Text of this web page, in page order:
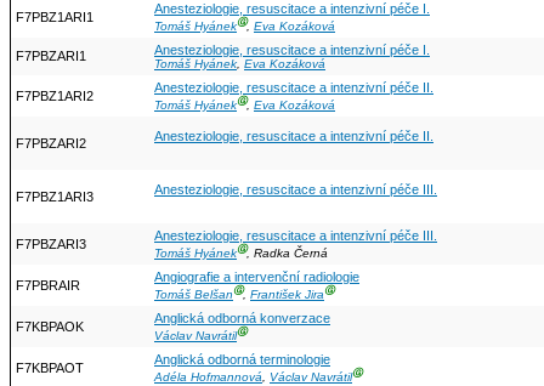
F7PBZ1ARI1
Anesteziologie, resuscitace a intenzivní péče I.
Tomáš HyánekⒼ, Eva Kozáková
F7PBZARI1 Anesteziologie, resuscitace a intenzivní péče I.
Tomáš Hyánek, Eva Kozáková
F7PBZ1ARI2
Anesteziologie, resuscitace a intenzivní péče II.
Tomáš HyánekⒼ, Eva Kozáková
F7PBZARI2 Anesteziologie, resuscitace a intenzivní péče II.
F7PBZ1ARI3 Anesteziologie, resuscitace a intenzivní péče III.
F7PBZARI3
Anesteziologie, resuscitace a intenzivní péče III.
Tomáš HyánekⒼ, Radka Černá
F7PBRAIR
Angiografie a intervenční radiologie
Tomáš BelšanⒼ, František JiraⒼ
F7KBPAOK
Anglická odborná konverzace
Václav NavrátilⒼ
F7KBPAOT
Anglická odborná terminologie
Adéla Hofmannová, Václav NavrátilⒼ